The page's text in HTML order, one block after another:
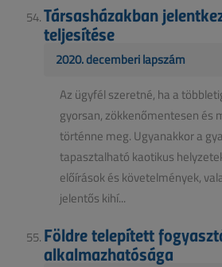
Társasházakban
teljesítése
2020. decemberi lapszám
Az ügyfél szeretné, ha a
gyorsan, zökkenőmentesen és
történne meg. Ugyanakkor a
tapasztalható kaotikus
előírások és követelmények,
jelentős kihí...
Földre telepített
alkalmazhatósága